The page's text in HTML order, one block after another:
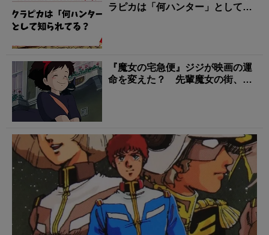
ラピカは「何ハンター」として知
『魔女の宅急便』ジジが映画の運
命を変えた？ 先輩魔女の街、ジ